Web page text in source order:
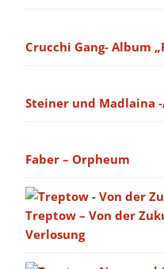
Crucchi Gang- Album
Steiner und Madlaina
Faber – Orpheum
Treptow – Von der
Verlosung